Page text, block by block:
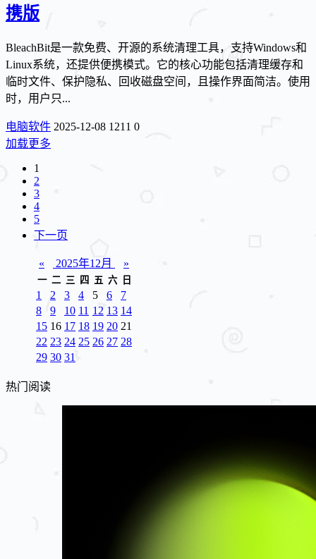
携版
BleachBit是一款免费、开源的系统清理工具，支持Windows和
Linux系统，还提供便携模式。它的核心功能包括清理缓存和
临时文件、保护隐私、回收磁盘空间，且操作界面简洁。使用
时，用户只...
电脑软件 2025-12-08 1211 0
加载更多
1
2
3
4
5
下一页
« 2025年12月 »
一 二 三 四 五 六 日
1 2 3 4 5 6
7
8
9 10 11 12 13 14
15 16 17 18 19 20 21
22 23 24 25 26 27 28
29 30 31
热门阅读